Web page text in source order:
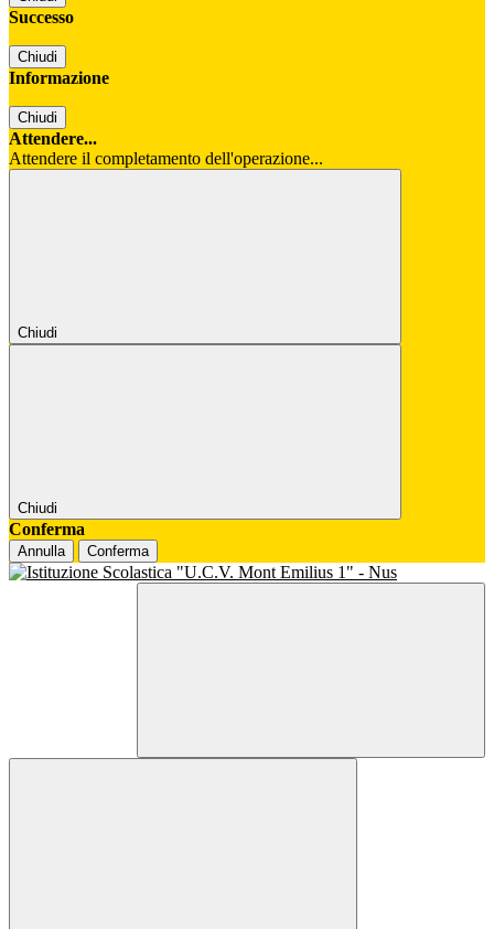
Successo
Chiudi
Informazione
Chiudi
Attendere...
Attendere il completamento dell'operazione...
Chiudi
Chiudi
Conferma
Annulla Conferma